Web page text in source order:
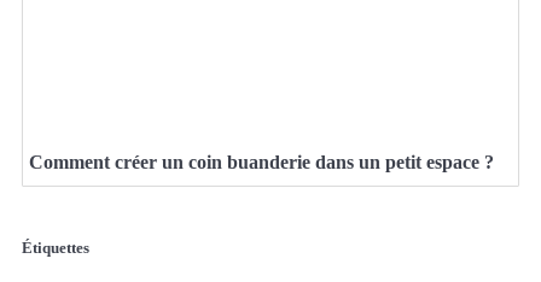
Comment créer un coin buanderie dans un petit espace ?
Étiquettes